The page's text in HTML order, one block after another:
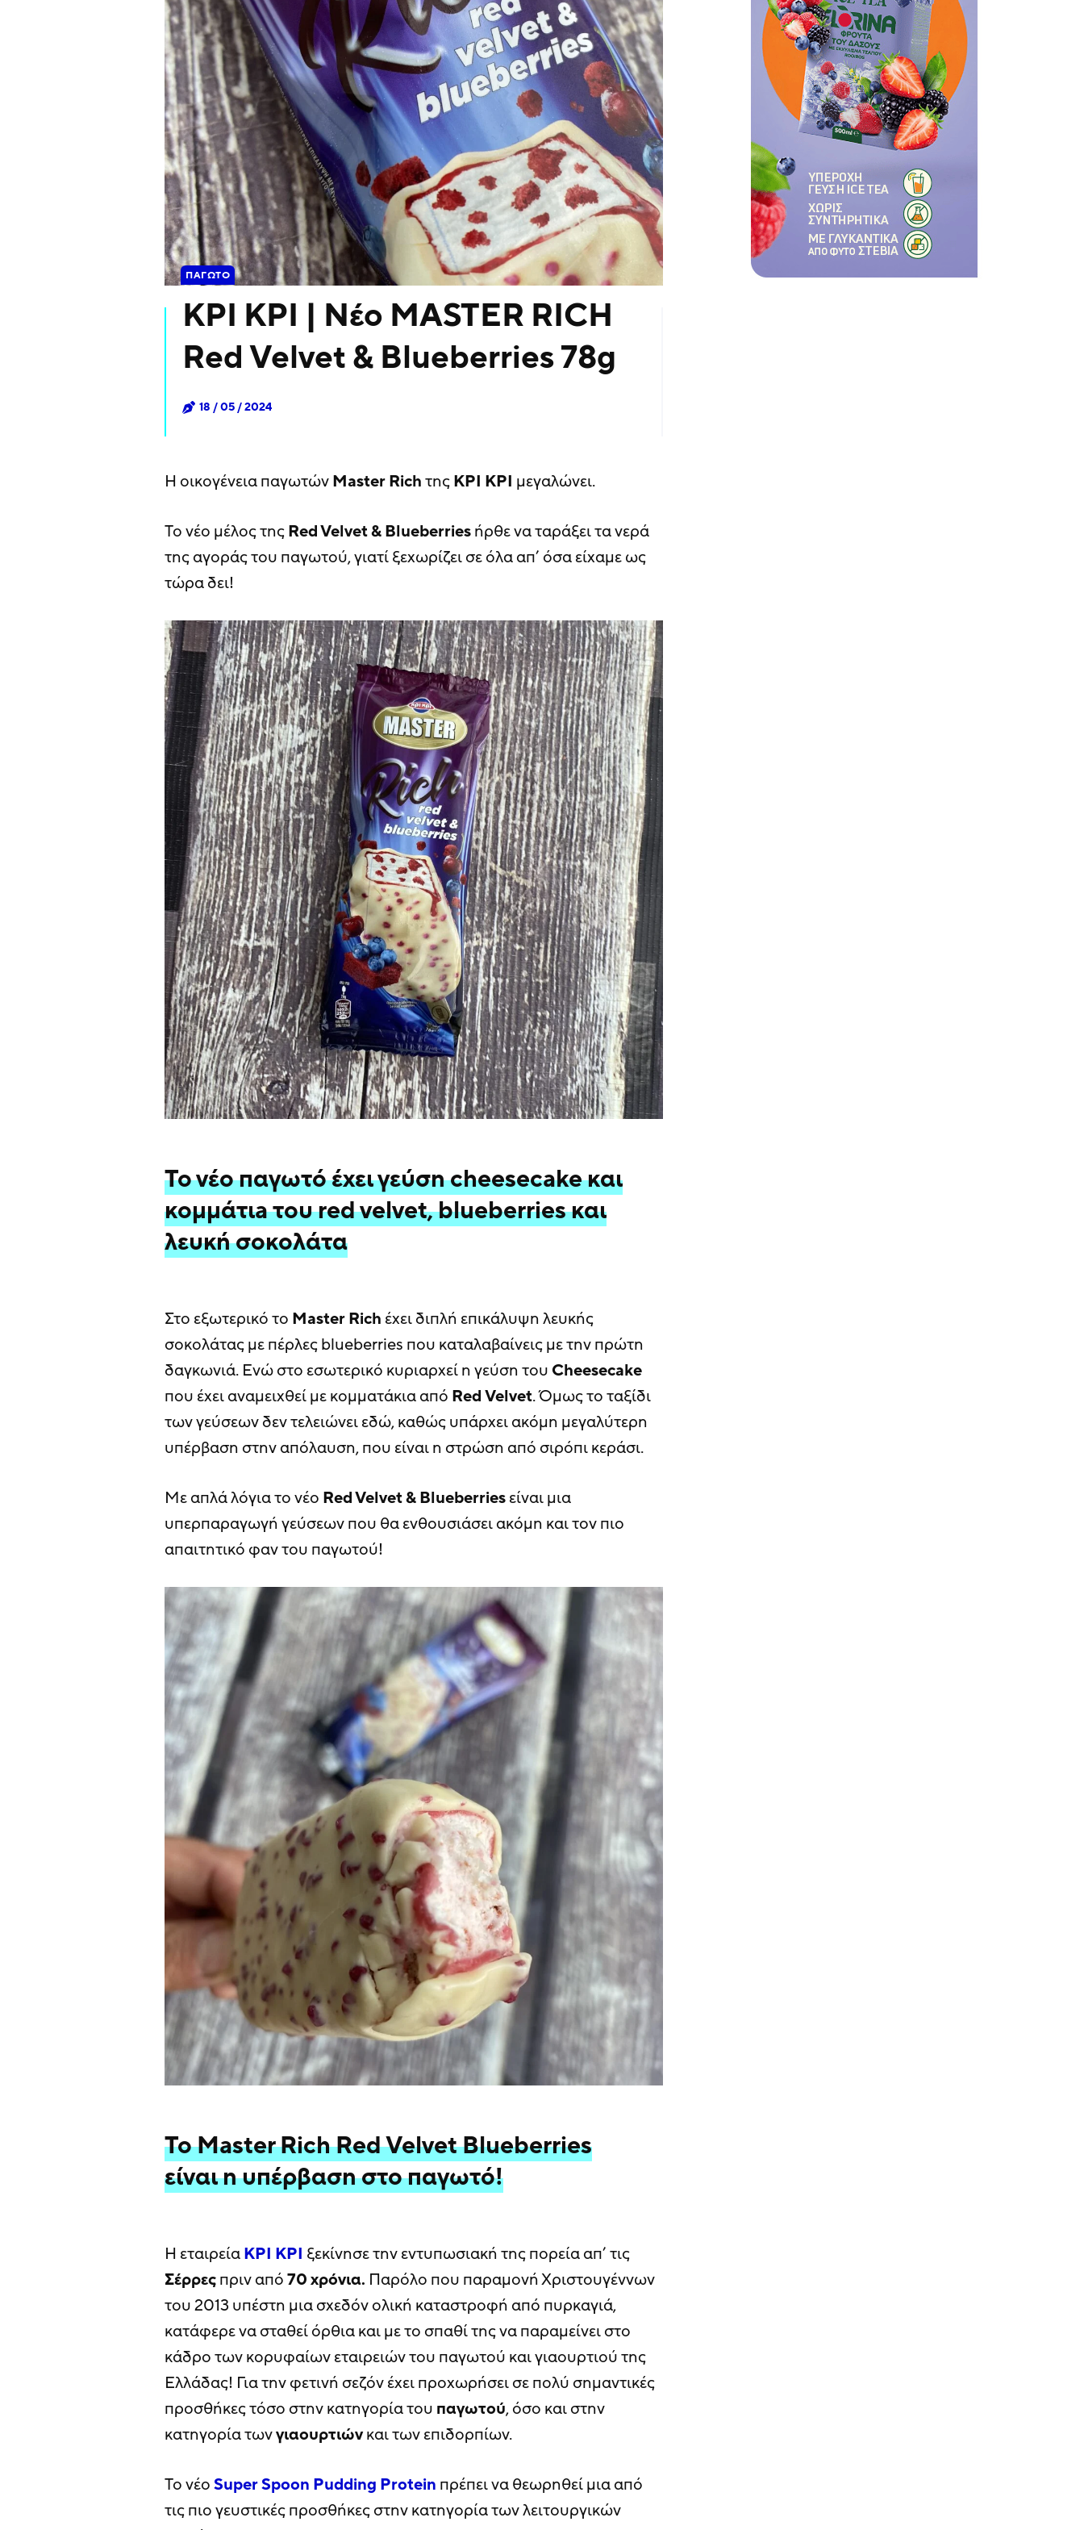
ΠΑΓΩΤΌ
ΚΡΙ ΚΡΙ | Νέο MASTER RICH
Red Velvet & Blueberries 78g
18 / 05 / 2024
Η οικογένεια παγωτώνMaster RichτηςΚΡΙ ΚΡΙ μεγαλώνει.
Το νέο μέλος τηςRed Velvet & Blueberriesήρθε να ταράξει τα νερά
της αγοράς του παγωτού, γιατί ξεχωρίζει σε όλα απ’ όσα είχαμε ως
τώρα δει!
Το νέο παγωτό έχει γεύση cheesecake και
κομμάτιa του red velvet, blueberries και
λευκή σοκολάτα
Στο εξωτερικό το Master Rich έχει διπλή επικάλυψη λευκής
σοκολάτας με πέρλες blueberries που καταλαβαίνεις με την πρώτη
δαγκωνιά. Ενώ στο εσωτερικό κυριαρχεί η γεύση του Cheesecake
που έχει αναμειχθεί με κομματάκια από RedVelvet. Όμως το ταξίδι
των γεύσεων δεν τελειώνει εδώ, καθώς υπάρχει ακόμη μεγαλύτερη
υπέρβαση στην απόλαυση, που είναι η στρώση από σιρόπι κεράσι.
Με απλά λόγια το νέο Red Velvet & Blueberriesείναι μια
υπερπαραγωγή γεύσεων που θα ενθουσιάσει ακόμη και τον πιο
απαιτητικό φαν του παγωτού!
Το Master Rich Red Velvet Blueberries
είναι η υπέρβαση στο παγωτό!
Η εταιρείαΚΡΙ ΚΡΙ ξεκίνησε την εντυπωσιακή της πορεία απ’ τις
Σέρρεςπριν από70χρόνια. Παρόλο που παραμονή Χριστουγέννων
του 2013 υπέστη μια σχεδόν ολική καταστροφή από πυρκαγιά,
κατάφερε να σταθεί όρθια και με το σπαθί της να παραμείνει στο
κάδρο των κορυφαίων εταιρειών του παγωτού και γιαουρτιού της
Ελλάδας! Για την φετινή σεζόν έχει προχωρήσει σε πολύ σημαντικές
προσθήκες τόσο στην κατηγορία του παγωτού, όσο και στην
κατηγορία τωνγιαουρτιώνκαι των επιδορπίων.
Το νέοSuper Spoon Pudding Protein πρέπει να θεωρηθεί μια από
τις πιο γευστικές προσθήκες στην κατηγορία των λειτουργικών